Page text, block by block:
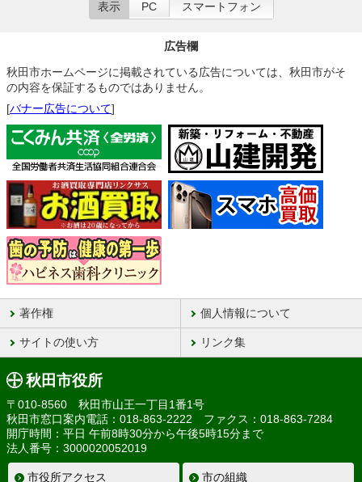
表示 PC スマートフォン
広告欄
秋田市ホームページに掲載されている広告については、秋田市がそ
の内容を保証するものではありません。
[バナー広告について]
著作権 個人情報について
サイトの使い方 リンク集
秋田市役所
〒010-8560 秋田市山王一丁目1番1号
秋田市窓口案内電話：018-863-2222 ファクス：018-863-7284
開庁時間：平日 午前8時30分から午後5時15分まで
法人番号：3000020052019
市役所アクセス 市の組織